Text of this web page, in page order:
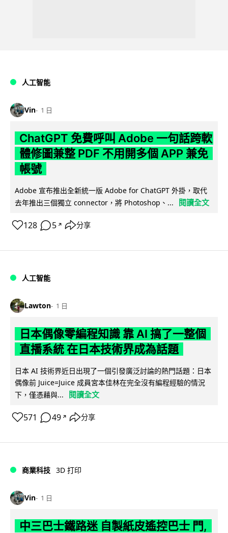
人工智能
Vin 1 日
ChatGPT 免費呼叫 Adobe 一句話跨軟
體修圖兼整 PDF 不用開多個 APP 兼免
帳號
Adobe 宣布推出全新統一版 Adobe for ChatGPT 外掛，取代
去年推出三個獨立 connector，將 Photoshop、...
閱讀全文
128 5 ↗ 分享
人工智能
Lawton 1 日
日本偶像零編程知識 靠 AI 搞了一整個
直播系統 在日本技術界成為話題
日本 AI 技術界近日出現了一個引發廣泛討論的熱門話題：日本
偶像前 Juice=Juice 成員宮本佳林在完全沒有編程經驗的情況
下，僅憑藉與...
閱讀全文
571 49 ↗ 分享
商業科技 3D 打印
Vin 1 日
中三巴士鐵路迷 自製紙皮遙控巴士 門,